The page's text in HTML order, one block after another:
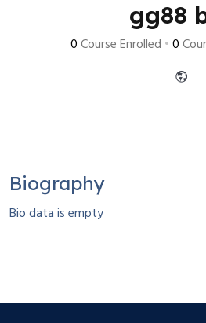
gg88
0Course Enrolled •0
Biography
Bio data is empty